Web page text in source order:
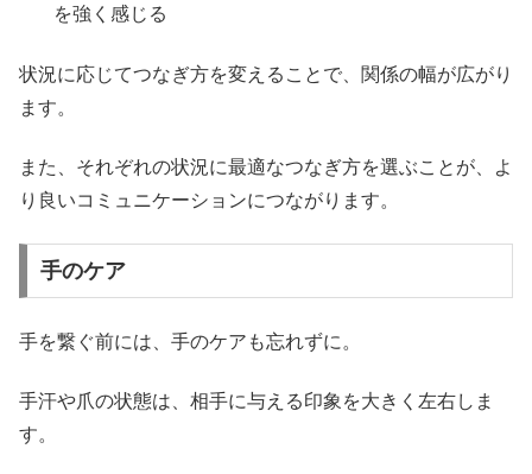
を強く感じる
状況に応じてつなぎ方を変えることで、関係の幅が広がり
ます。
また、それぞれの状況に最適なつなぎ方を選ぶことが、よ
り良いコミュニケーションにつながります。
手のケア
手を繋ぐ前には、手のケアも忘れずに。
手汗や爪の状態は、相手に与える印象を大きく左右しま
す。